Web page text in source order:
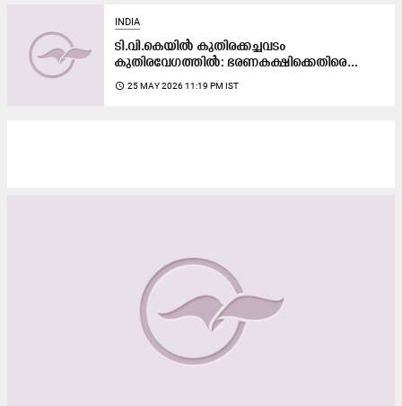
INDIA
ടി.വി.കെയിൽ കുതിരക്കച്ചവടം
കുതിരവേഗത്തിൽ: ഭരണകക്ഷിക്കെതിരെ...
access_time 25 MAY 2026 11:19 PM IST